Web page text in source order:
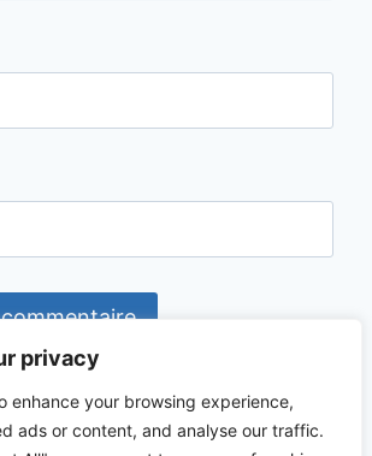
privacy
enhance your browsing experience,
ads or content, and analyse our traffic.